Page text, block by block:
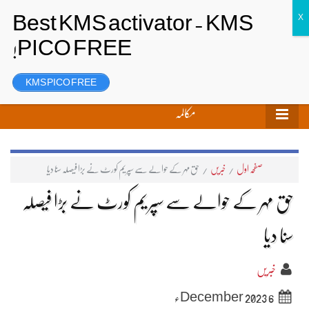
رجسٹر
مکالمہ
صفحہ اول / خبریں / حق مہر کے حوالے سے سپریم کورٹ نے بڑا فیصلہ سنا دیا
حق مہر کے حوالے سے سپریم کورٹ نے بڑا فیصلہ
سنا دیا
خبریں
6 December 2023ء
KMS PICO FREE